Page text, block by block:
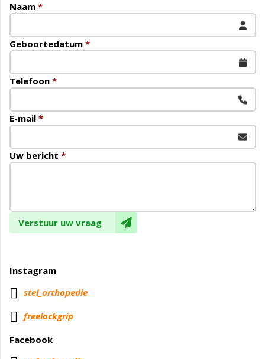
Naam *
Geboortedatum *
Telefoon *
E-mail *
Uw bericht *
Verstuur uw vraag
Instagram
 stel_orthopedie

freelockgrip
Facebook